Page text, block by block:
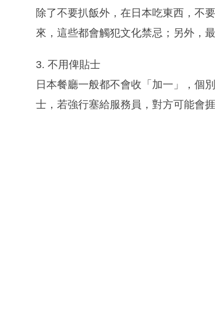
除了不要扒飯外，在日本吃東西，不
來，這些都會觸犯文化禁忌；另外，
3. 不用俾貼士
日本餐廳一般都不會收「加一」，個
士，若強行塞給服務員，對方可能會捱